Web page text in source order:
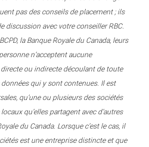
pas des conseils de placement ; ils
discussion avec votre conseiller RBC.
la Banque Royale du Canada, leurs
n’acceptent aucune
ou indirecte découlant de toute
qui y sont contenues. Il est
qu’une ou plusieurs des sociétés
qu’elles partagent avec d’autres
du Canada. Lorsque c’est le cas, il
est une entreprise distincte et que